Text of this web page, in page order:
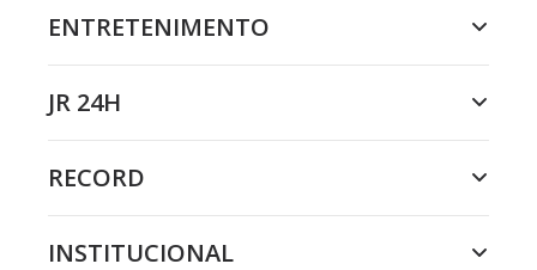
ENTRETENIMENTO
JR 24H
RECORD
INSTITUCIONAL